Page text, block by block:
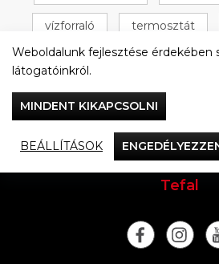
vízforraló termosztát
+ 16 következő
Tefal
Weboldalunk fejlesztése érdekében
látogatóinkról.
MINDENT KIKAPCSOLNI
BEÁLLÍTÁSOK